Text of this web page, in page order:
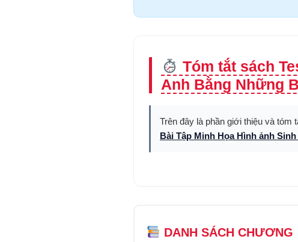
Tóm tắt sách
Anh Bằng Những
Trên đây là phần giới thiệu và tóm
Bài Tập Minh Họa Hình ảnh
DANH SÁCH CHƯƠNG